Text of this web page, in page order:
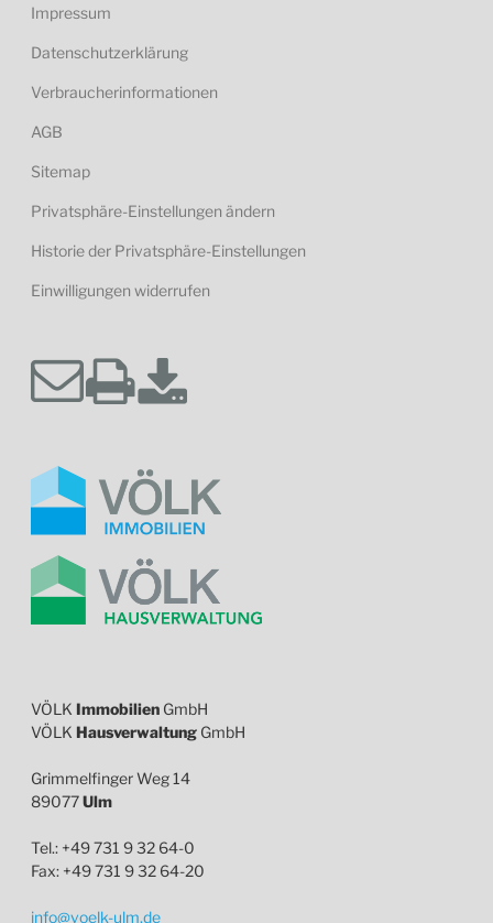
Impressum
Datenschutzerklärung
Verbraucherinformationen
AGB
Sitemap
Privatsphäre-Einstellungen ändern
Historie der Privatsphäre-Einstellungen
Einwilligungen widerrufen
VÖLK Immobilien GmbH
VÖLK Hausverwaltung GmbH
Grimmelfinger Weg 14
89077Ulm
Tel.: +49 731 9 32 64-0
Fax: +49 731 9 32 64-20
info@voelk-ulm.de